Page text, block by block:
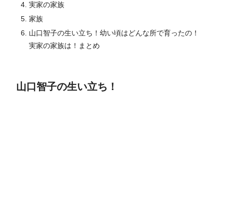
実家の家族
家族
山口智子の生い立ち！幼い頃はどんな所で育ったの！
実家の家族は！まとめ
山口智子の生い立ち！